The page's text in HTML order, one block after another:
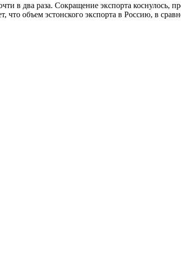
в два раза. Сокращение экспорта коснулось,
что объем эстонского экспорта в Россию, в